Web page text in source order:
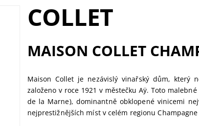
COLLET
MAISON COLLET
Maison Collet je nezávislý vinařský dům, který
založeno v roce 1921 v městečku Aÿ. Toto
de la Marne), dominantně obklopené vinicemi
nejprestižnějších míst v celém regionu